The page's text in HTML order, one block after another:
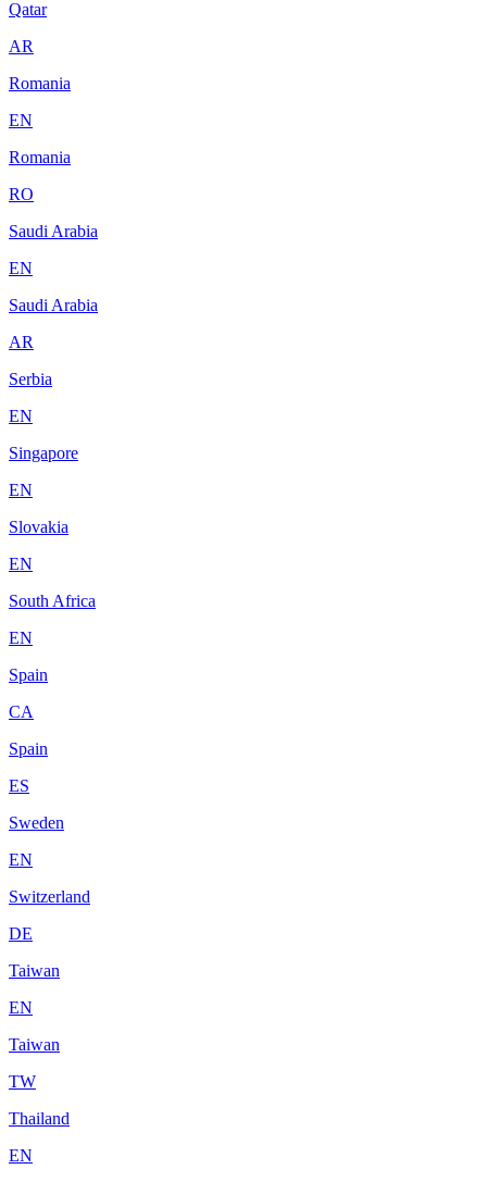
Qatar
AR
Romania
EN
Romania
RO
Saudi Arabia
EN
Saudi Arabia
AR
Serbia
EN
Singapore
EN
Slovakia
EN
South Africa
EN
Spain
CA
Spain
ES
Sweden
EN
Switzerland
DE
Taiwan
EN
Taiwan
TW
Thailand
EN